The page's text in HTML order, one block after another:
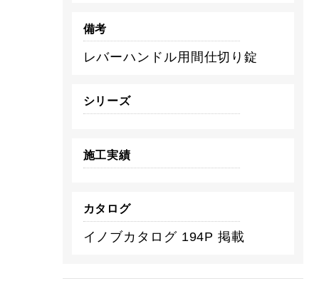
備考
レバーハンドル用間仕切り錠
シリーズ
施工実績
カタログ
イノブカタログ 194P 掲載